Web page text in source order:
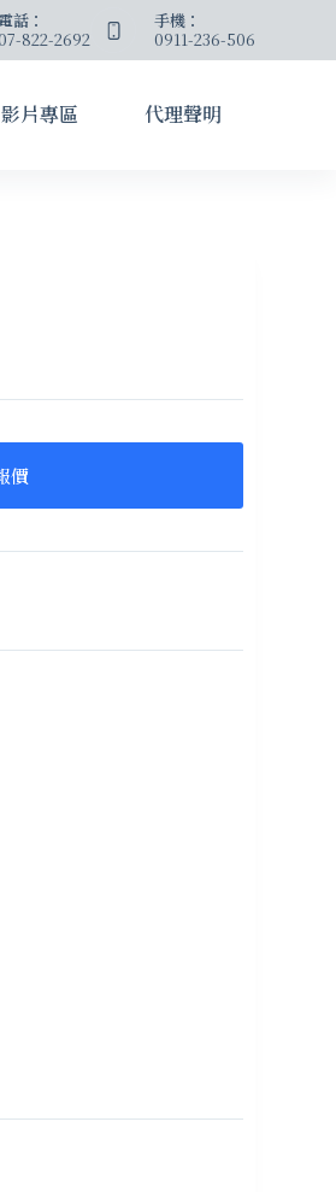
電話：
07-822-2692
手機：
0911-236-506
影片專區 代理聲明
價